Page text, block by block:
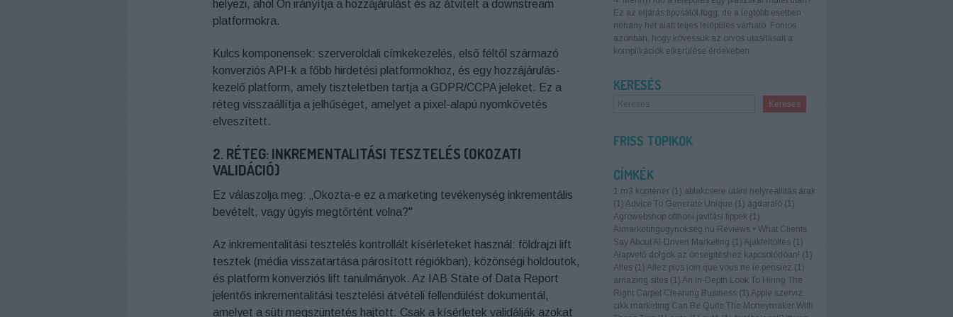
helyezi, ahol Ön irányítja a hozzájárulást és az átvitelt a downstream
platformokra.
Kulcs komponensek: szerveroldali címkekezelés, első féltől származó
konverziós API-k a főbb hirdetési platformokhoz, és egy hozzájárulás-
kezelő platform, amely tiszteletben tartja a GDPR/CCPA jeleket. Ez a
réteg visszaállítja a jelhűséget, amelyet a pixel-alapú nyomkövetés
elveszített.
2. RÉTEG: INKREMENTALITÁSI TESZTELÉS (OKOZATI
VALIDÁCIÓ)
Ez válaszolja meg: „Okozta-e ez a marketing tevékenység inkrementális
bevételt, vagy úgyis megtörtént volna?"
Az inkrementalitási tesztelés kontrollált kísérleteket használ: földrajzi lift
tesztek (média visszatartása párosított régiókban), közönségi holdoutok,
és platform konverziós lift tanulmányok. Az IAB State of Data Report
jelentős inkrementalitási tesztelési átvételi fellendülést dokumentál,
amelyet a süti megszüntetés hajtott. Csak a kísérletek validálják azokat
Ez az eljárás típusától függ, de a legtöbb esetben
néhány hét alatt teljes felépülés várható. Fontos
azonban, hogy kövessük az orvos utasításait a
komplikációk elkerülése érdekében.
KERESÉS
FRISS TOPIKOK
CÍMKÉK
1 m3 konténer (1) ablakcsere utáni helyreállítás árak
(1) Advice To Generate Unique (1) ágdaráló (1)
Agrowebshop otthoni javítási tippek (1)
Aimarketingugynokseg.hu Reviews • What Clients
Say About AI-Driven Marketing (1) Ajakfeltöltés (1)
Alapvető dolgok az önsegítéshez kapcsolódóan! (1)
Alles (1) Allez plus loin que vous ne le pensiez (1)
amazing sites (1) An In-Depth Look To Hiring The
Right Carpet Cleaning Business (1) Apple szerviz
cikk marketing Can Be Quite The Moneymaker With